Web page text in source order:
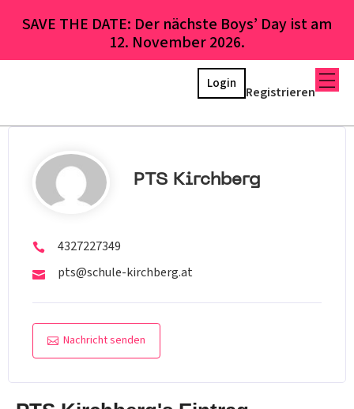
SAVE THE DATE: Der nächste Boys’ Day ist am
12. November 2026.
Registrieren
Login
PTS Kirchberg
4327227349
pts@schule-kirchberg.at
Nachricht senden